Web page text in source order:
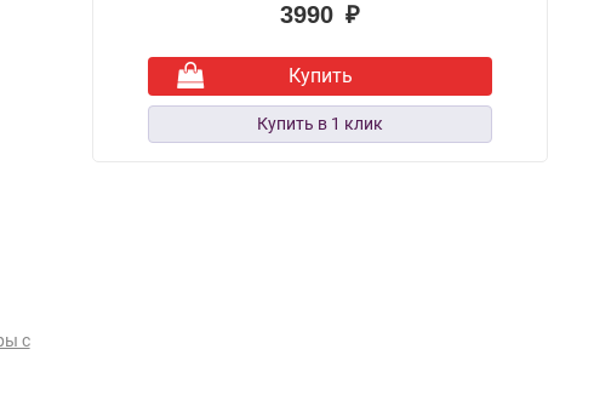
с
3990 ₽
Купить